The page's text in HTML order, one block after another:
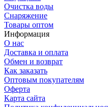
Очистка воды
Снаряжение
Товары оптом
Информация
О нас
Доставка и оплата
Обмен и возврат
Как заказать
Оптовым покупателям
Оферта
Карта сайта